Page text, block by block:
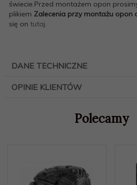
świecie.Przed montażem opon
plikiem Zalecenia przy montażu opon
się on tutaj.
DANE TECHNICZNE
OPINIE KLIENTÓW
Polecamy